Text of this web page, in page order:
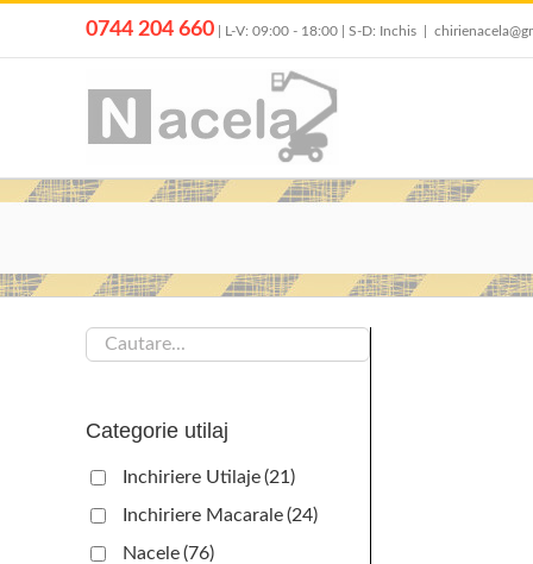
0744 204 660 | L-V: 09:00 - 18:00 | S-D: Inchis
Categorie utilaj
Inchiriere Utilaje(21)
Inchiriere Macarale(24)
Nacele(76)